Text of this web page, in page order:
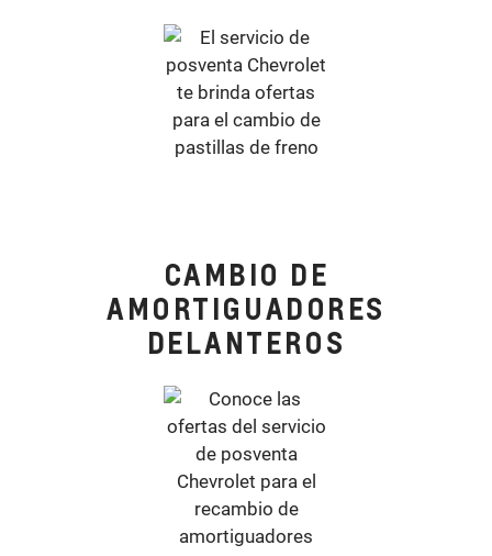
CAMBIO DE
AMORTIGUADORES
DELANTEROS